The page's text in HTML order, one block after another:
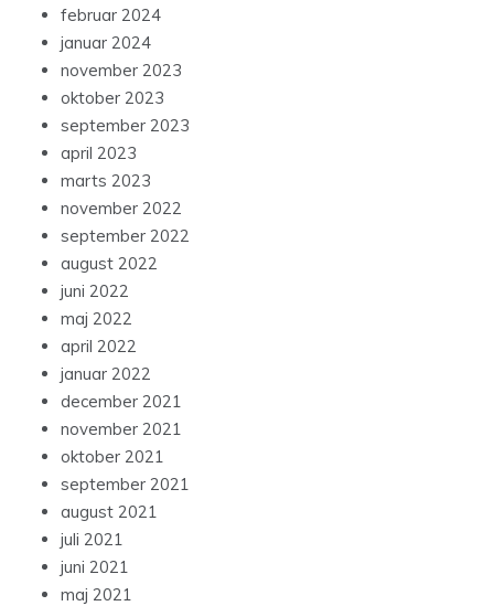
februar 2024
januar 2024
november 2023
oktober 2023
september 2023
april 2023
marts 2023
november 2022
september 2022
august 2022
juni 2022
maj 2022
april 2022
januar 2022
december 2021
november 2021
oktober 2021
september 2021
august 2021
juli 2021
juni 2021
maj 2021